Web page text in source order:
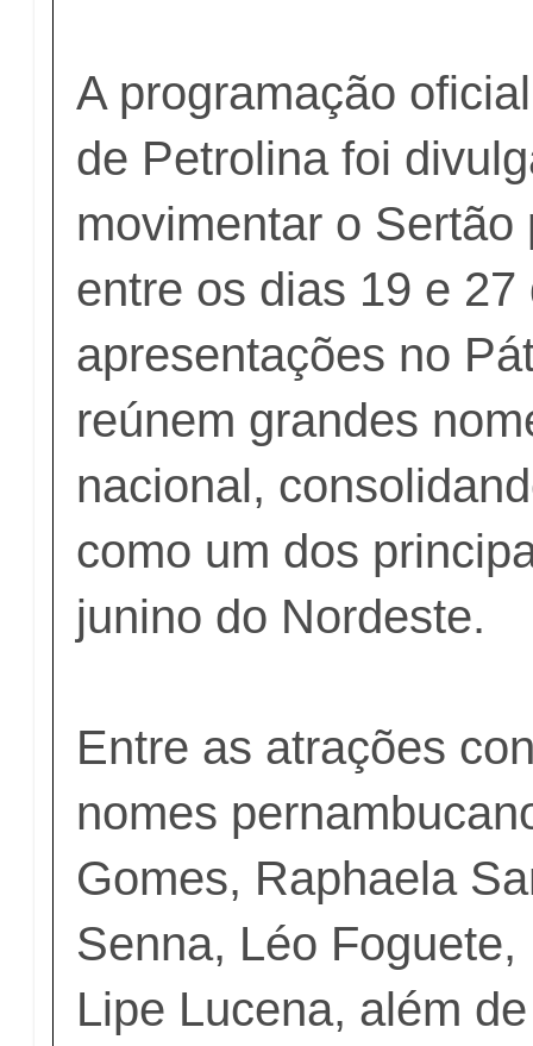
A programação
de Petrolina foi
movimentar o Sertão
entre os dias 19 e 27
apresentações no
reúnem grandes
nacional,
como um dos
junino do Nordeste.
Entre as atrações
nomes
Gomes, Raphaela
Senna, Léo
Lipe Lucena, além